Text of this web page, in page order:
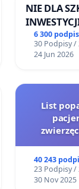
NIE DLA
6 300
30 Podpisy /
24 Jun 2026
List
40 243
23 Podpisy /
30 Nov 2025